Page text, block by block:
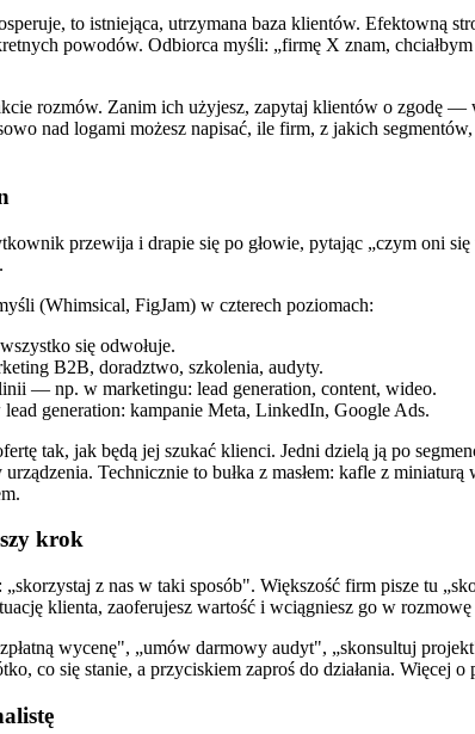
to istniejąca, utrzymana baza klientów. Efektowną
powodów. Odbiorca myśli: „firmę X znam,
rozmów. Zanim ich użyjesz, zapytaj klientów o zgodę
nad logami możesz napisać, ile firm, z jakich
przewija i drapie się po głowie, pytając „czym oni
(Whimsical, FigJam) w czterech poziomach:
się odwołuje.
B2B, doradztwo, szkolenia, audyty.
— np. w marketingu: lead generation, content, wideo.
generation: kampanie Meta, LinkedIn, Google Ads.
tak, jak będą jej szukać klienci. Jedni dzielą ją po
Technicznie to bułka z masłem: kafle z
krok
z nas w taki sposób". Większość firm pisze tu
klienta, zaoferujesz wartość i wciągniesz go w
wycenę", „umów darmowy audyt", „skonsultuj
co się stanie, a przyciskiem zaproś do działania. Więcej